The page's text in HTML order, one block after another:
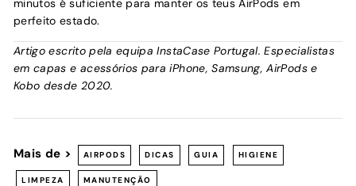
minutos é suficiente para manter os teus AirPods em
perfeito estado.
Artigo escrito pela equipa InstaCase Portugal. Especialistas
em capas e acessórios para iPhone, Samsung, AirPods e
Kobo desde 2020.
Mais de > AIRPODS DICAS GUIA HIGIENE
LIMPEZA MANUTENÇÃO